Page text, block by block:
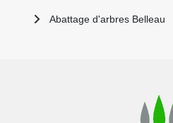
Abattage d'arbres Belleau